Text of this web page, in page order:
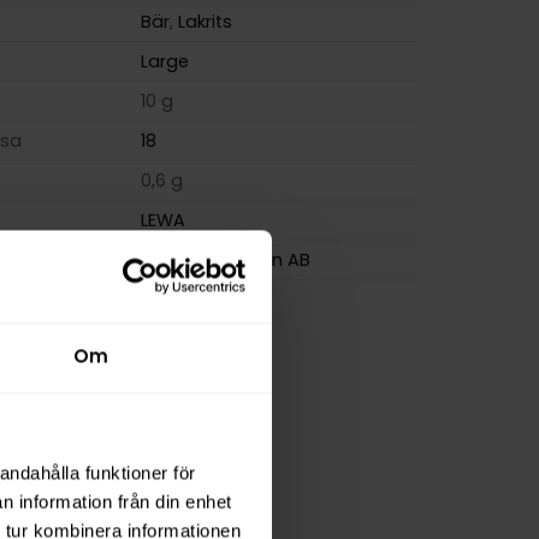
Om
funktioner för
information från din enhet
kombinera informationen
Bär, Lakrits
Large
10 g
18
0,6 g
LEWA
Lewa of Sweden AB